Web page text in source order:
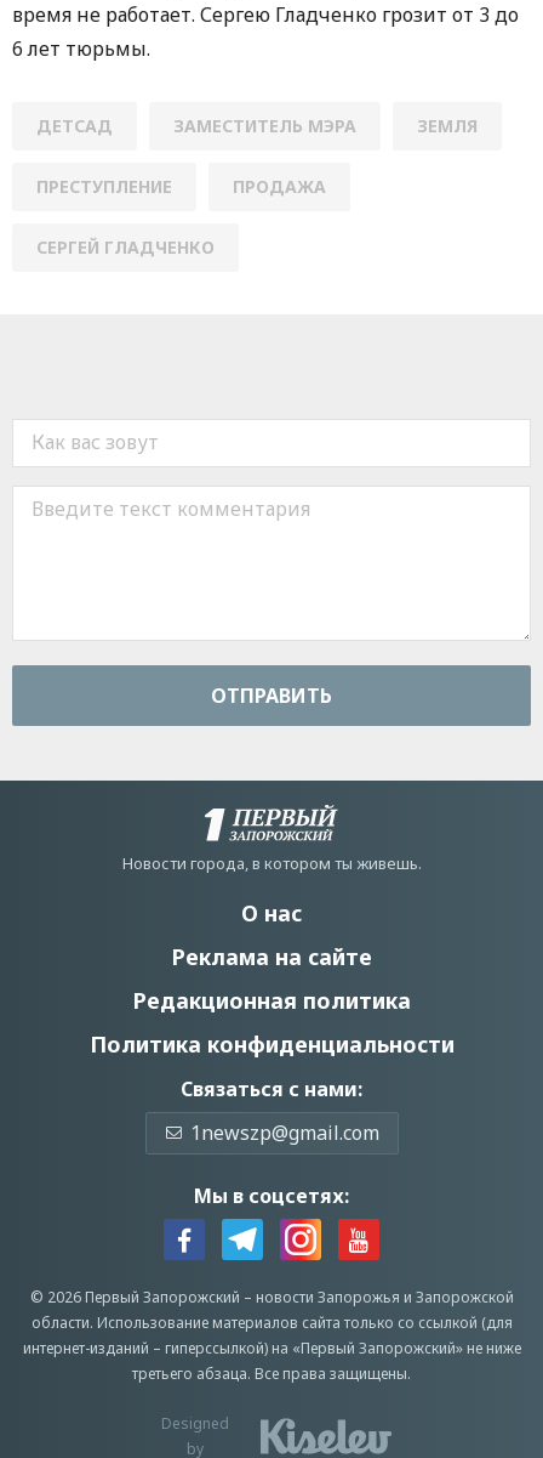
время не работает. Сергею Гладченко грозит от 3 до
6 лет тюрьмы.
ДЕТСАД ЗАМЕСТИТЕЛЬ МЭРА ЗЕМЛЯ
ПРЕСТУПЛЕНИЕ ПРОДАЖА
СЕРГЕЙ ГЛАДЧЕНКО
ОТПРАВИТЬ
Новости города, в котором ты живешь.
О нас
Реклама на сайте
Редакционная политика
Политика конфиденциальности
Связаться с нами:
1newszp@gmail.com
Мы в соцсетях:
© 2026 Первый Запорожский – новости Запорожья и Запорожской
области. Использование материалов сайта только со ссылкой (для
интернет-изданий – гиперссылкой) на «Первый Запорожский» не ниже
третьего абзаца. Все права защищены.
Designed
by